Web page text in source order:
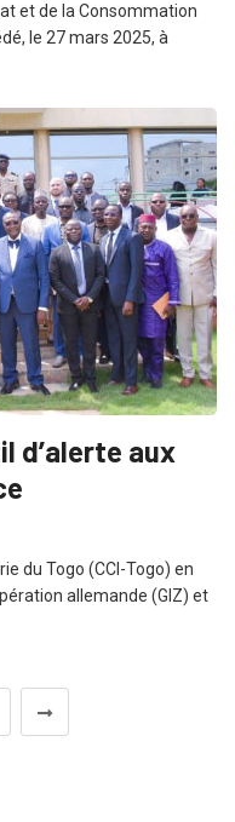
et de la Consommation
le 27 mars 2025, à
d’alerte aux
du Togo (CCI-Togo) en
allemande (GIZ) et